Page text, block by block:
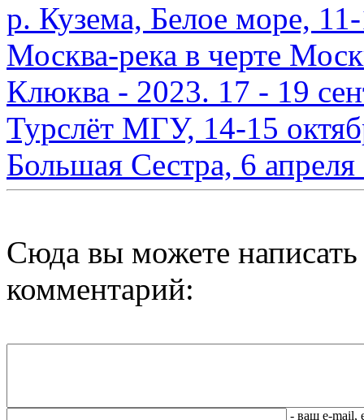
р. Кузема, Белое море,
Москва-река в черте
Клюква - 2023. 17 - 19
Турслёт МГУ, 14-15
Большая Сестра, 6 апреля
Сюда вы можете
комментарий:
- ваш e-mail,